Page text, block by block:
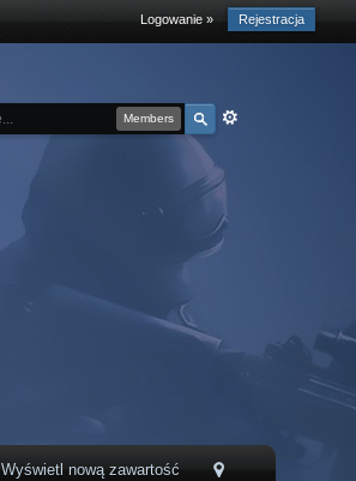
Logowanie » Rejestracja
Members
Wyświetl nową zawartość